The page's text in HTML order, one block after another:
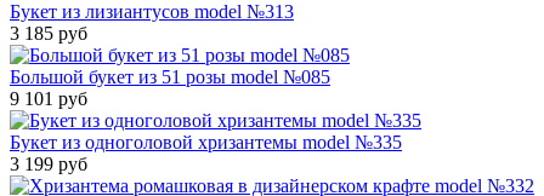
Букет из лизиантусов model №313
3 185 руб
Большой букет из 51 розы model №085
9 101 руб
Букет из одноголовой хризантемы model №335
3 199 руб